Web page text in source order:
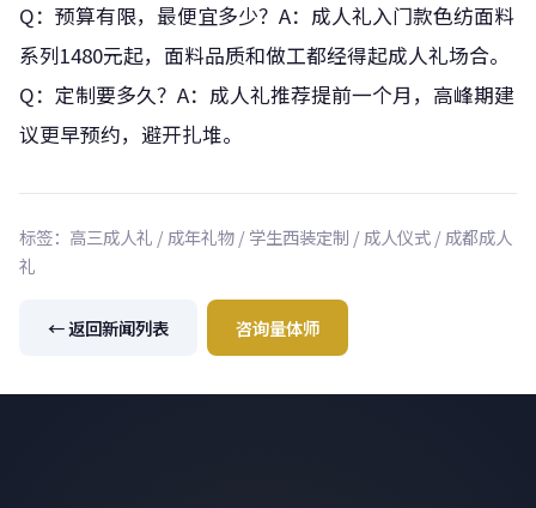
Q：预算有限，最便宜多少？A：成人礼入门款色纺面料
系列1480元起，面料品质和做工都经得起成人礼场合。
Q：定制要多久？A：成人礼推荐提前一个月，高峰期建
议更早预约，避开扎堆。
标签：高三成人礼 / 成年礼物 / 学生西装定制 / 成人仪式 / 成都成人
礼
← 返回新闻列表 咨询量体师